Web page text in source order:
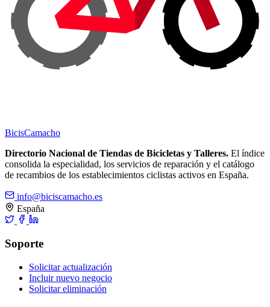
BicisCamacho
Directorio Nacional de Tiendas de Bicicletas y Talleres. El índice
consolida la especialidad, los servicios de reparación y el catálogo
de recambios de los establecimientos ciclistas activos en España.
info@biciscamacho.es
España
Soporte
Solicitar actualización
Incluir nuevo negocio
Solicitar eliminación